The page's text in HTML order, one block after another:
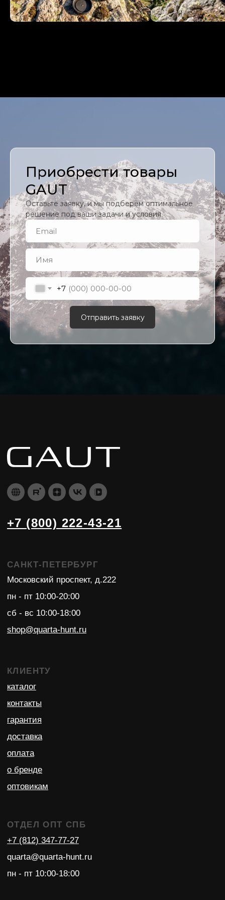
Приобрести товары
GAUT
Оставьте заявку, и мы подберём оптимальное
решение под ваши задачи и условия.
+7
Отправить заявку
САНКТ-ПЕТЕРБУРГ
Московский проспект, д.222
пн - пт 10:00-20:00
сб - вс 10:00-18:00
shop@quarta-hunt.ru
ОТДЕЛ ОПТ МСК
moscow@quarta-hunt.ru
пн - пт 10:00-18:00
КЛИЕНТУ
каталог
контакты
гарантия
доставка
оплата
2026 © QUARTA "Оружейный квартал"
Политика конфиденциальности
+7 (800) 222-43-21